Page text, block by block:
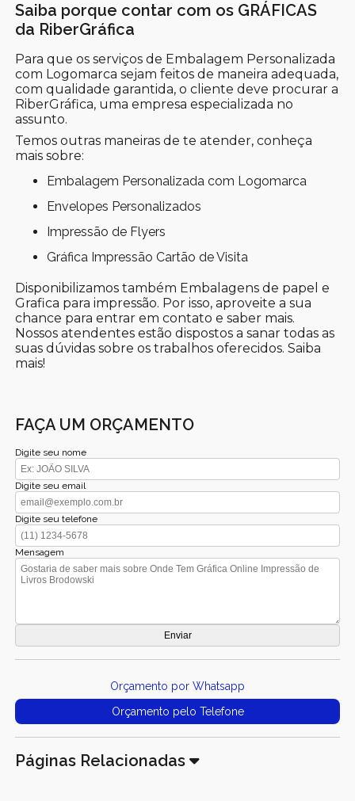
Saiba porque contar com os GRÁFICAS
da RiberGráfica
Para que os serviços de Embalagem Personalizada
com Logomarca sejam feitos de maneira adequada,
com qualidade garantida, o cliente deve procurar a
RiberGráfica, uma empresa especializada no
assunto.
Temos outras maneiras de te atender, conheça
mais sobre:
Embalagem Personalizada com Logomarca
Envelopes Personalizados
Impressão de Flyers
Gráfica Impressão Cartão de Visita
Disponibilizamos também Embalagens de papel e
Grafica para impressão. Por isso, aproveite a sua
chance para entrar em contato e saber mais.
Nossos atendentes estão dispostos a sanar todas as
suas dúvidas sobre os trabalhos oferecidos. Saiba
mais!
FAÇA UM ORÇAMENTO
Digite seu nome
Digite seu email
Digite seu telefone
Mensagem
Orçamento por Whatsapp
Orçamento pelo Telefone
Páginas Relacionadas